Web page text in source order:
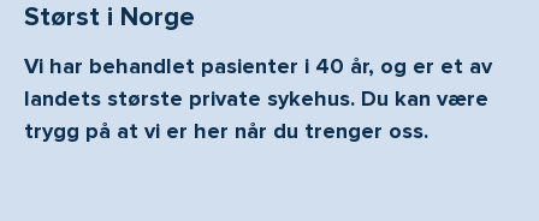
Størst i Norge
Vi har behandlet pasienter i 40 år, og er et av
landets største private sykehus. Du kan være
trygg på at vi er her når du trenger oss.